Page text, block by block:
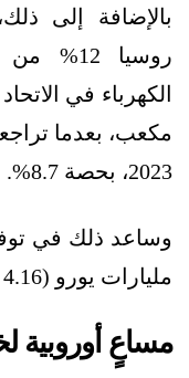
بالإضافة إلى
روسيا
2023، بحصة 8.7%.
مليارات يورو (4.16 مليار دولار).
مساعٍ أوروبية